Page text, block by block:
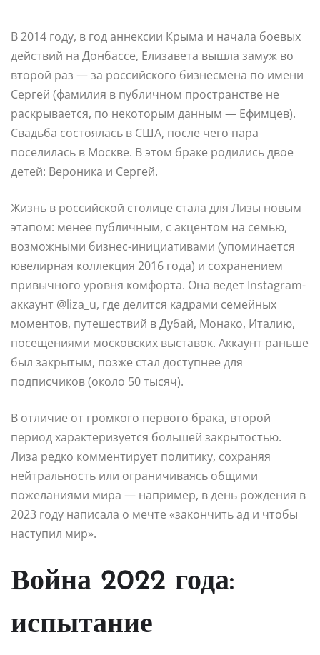
В 2014 году, в год аннексии Крыма и начала боевых
действий на Донбассе, Елизавета вышла замуж во
второй раз — за российского бизнесмена по имени
Сергей (фамилия в публичном пространстве не
раскрывается, по некоторым данным — Ефимцев).
Свадьба состоялась в США, после чего пара
поселилась в Москве. В этом браке родились двое
детей: Вероника и Сергей.
Жизнь в российской столице стала для Лизы новым
этапом: менее публичным, с акцентом на семью,
возможными бизнес-инициативами (упоминается
ювелирная коллекция 2016 года) и сохранением
привычного уровня комфорта. Она ведет Instagram-
аккаунт @liza_u, где делится кадрами семейных
моментов, путешествий в Дубай, Монако, Италию,
посещениями московских выставок. Аккаунт раньше
был закрытым, позже стал доступнее для
подписчиков (около 50 тысяч).
В отличие от громкого первого брака, второй
период характеризуется большей закрытостью.
Лиза редко комментирует политику, сохраняя
нейтральность или ограничиваясь общими
пожеланиями мира — например, в день рождения в
2023 году написала о мечте «закончить ад и чтобы
наступил мир».
Война 2022 года:
испытание